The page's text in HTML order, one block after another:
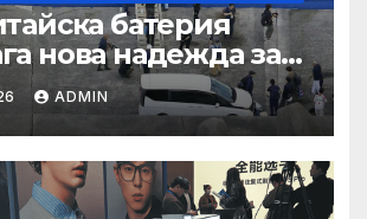
батерия
нова надежда за
на водород
ADMIN